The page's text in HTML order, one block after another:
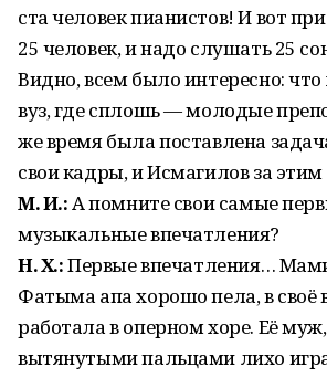
ста человек пианистов! И вот
25 человек, и надо слушать 25
Видно, всем было интересно: что
вуз, где сплошь — молодые
же время была поставлена
свои кадры, и Исмагилов за этим
М. И.:А помните свои самые
музыкальные впечатления?
Н. Х.:Первые впечатления…
Фатыма апа хорошо пела, в своё
работала в оперном хоре. Её
вытянутыми пальцами лихо